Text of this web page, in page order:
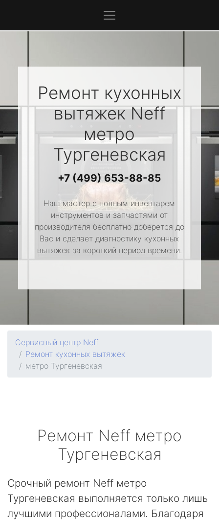
Ремонт кухонных
вытяжекNeff
метро
Тургеневская
+7 (499) 653-88-85
Наш мастер с полным инвентарем
инструментов и запчастями от
производителя бесплатно доберется до
Вас и сделает диагностику кухонных
вытяжек за короткий период времени.
Сервисный центр Neff
Ремонт кухонных вытяжек
метро Тургеневская
Ремонт Neff метро
Тургеневская
Срочный ремонт Neff метро
Тургеневская выполняется только лишь
лучшими профессионалами. Благодаря